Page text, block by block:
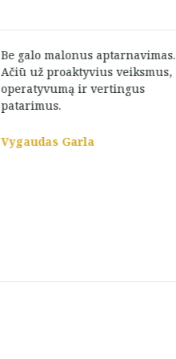
Be galo malonus aptarnavimas.
Ačiū už proaktyvius veiksmus,
operatyvumą ir vertingus
patarimus.
Vygaudas Garla